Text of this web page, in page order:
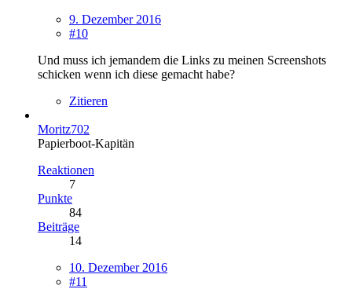
9. Dezember 2016
#10
Und muss ich jemandem die Links zu meinen Screenshots
schicken wenn ich diese gemacht habe?
Zitieren
Moritz702
Papierboot-Kapitän
Reaktionen
7
Punkte
84
Beiträge
14
10. Dezember 2016
#11